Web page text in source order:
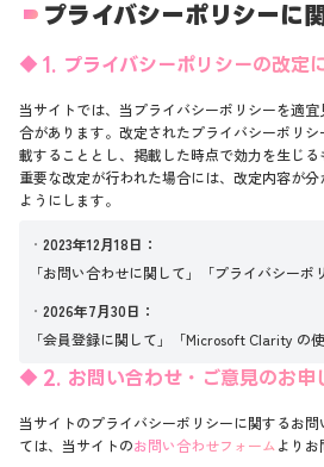
プライバシーポリシーに
1. プライバシーポリシーの改定
当サイトでは、当プライバシーポリシーを適
合があります。改定されたプライバシーポリ
載することとし、掲載した時点で効力を生じ
重要な改定が行われた場合には、改定内容が
ようにします。
2023年12月18日
「お問い合わせに関して」「プライバシーポ
2026年7月30日
「会員登録に関して」「Microsoft Clarity の
2. お問い合わせ・ご意見のお申
当サイトのプライバシーポリシーに関するお
ては、当サイトのお問い合わせフォームよりお